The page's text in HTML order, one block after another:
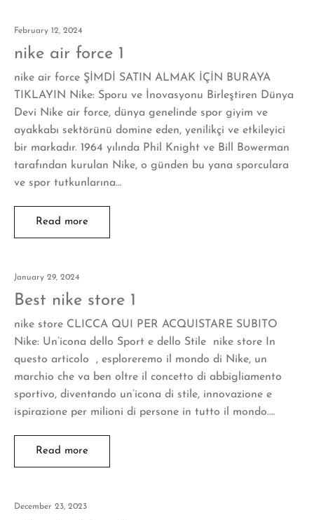
February 12, 2024
nike air force 1
nike air force ŞİMDİ SATIN ALMAK İÇİN BURAYA
TIKLAYIN Nike: Sporu ve İnovasyonu Birleştiren Dünya
Devi Nike air force, dünya genelinde spor giyim ve
ayakkabı sektörünü domine eden, yenilikçi ve etkileyici
bir markadır. 1964 yılında Phil Knight ve Bill Bowerman
tarafından kurulan Nike, o günden bu yana sporculara
ve spor tutkunlarına…
Read more
January 29, 2024
Best nike store 1
nike store CLICCA QUI PER ACQUISTARE SUBITO
Nike: Un’icona dello Sport e dello Stile nike store In
questo articolo , esploreremo il mondo di Nike, un
marchio che va ben oltre il concetto di abbigliamento
sportivo, diventando un’icona di stile, innovazione e
ispirazione per milioni di persone in tutto il mondo.…
Read more
December 23, 2023